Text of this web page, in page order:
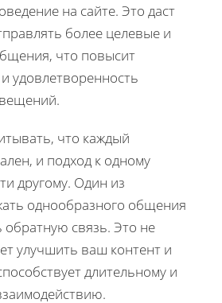
на сайте. Это даст
более целевые и
что повысит
удовлетворенность
что каждый
и подход к одному
другому. Один из
однообразного общения
связь. Это не
улучшить ваш контент и
длительному и